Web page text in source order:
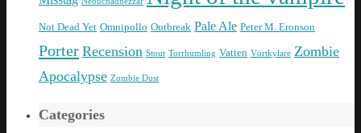
Not Dead Yet Omnipollo Outbreak Pale Ale Peter M. Eronson
Porter Recension Stout Torrhumling Vatten Vörtkylare Zombie
Apocalypse Zombie Dust
Categories